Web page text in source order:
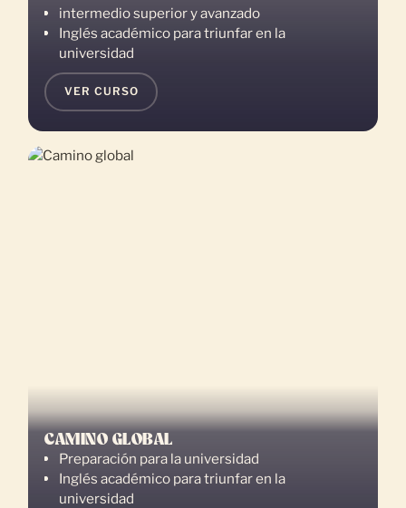
intermedio superior y avanzado
Inglés académico para triunfar en la
universidad
VER CURSO
CAMINO GLOBAL
Preparación para la universidad
Inglés académico para triunfar en la
universidad